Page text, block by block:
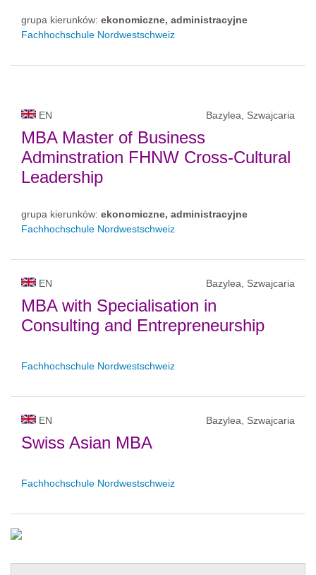
grupa kierunków: ekonomiczne, administracyjne
Fachhochschule Nordwestschweiz
EN Bazylea, Szwajcaria
MBA Master of Business
Adminstration FHNW Cross-Cultural
Leadership
grupa kierunków: ekonomiczne, administracyjne
Fachhochschule Nordwestschweiz
EN Bazylea, Szwajcaria
MBA with Specialisation in
Consulting and Entrepreneurship
Fachhochschule Nordwestschweiz
EN Bazylea, Szwajcaria
Swiss Asian MBA
Fachhochschule Nordwestschweiz